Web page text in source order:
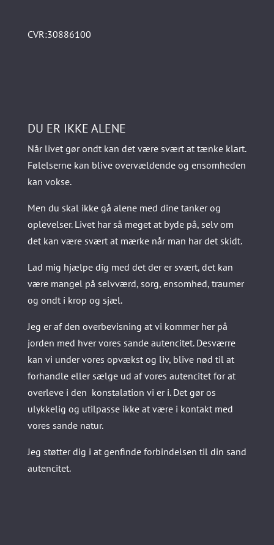
CVR:30886100
DU ER IKKE ALENE
Når livet gør ondt kan det være svært at tænke klart.
Følelserne kan blive overvældende og ensomheden
kan vokse.
Men du skal ikke gå alene med dine tanker og
oplevelser. Livet har så meget at byde på, selv om
det kan være svært at mærke når man har det skidt.
Lad mig hjælpe dig med det der er svært, det kan
være mangel på selvværd, sorg, ensomhed, traumer
og ondt i krop og sjæl.
Jeg er af den overbevisning at vi kommer her på
jorden med hver vores sande autencitet. Desværre
kan vi under vores opvækst og liv, blive nød til at
forhandle eller sælge ud af vores autencitet for at
overleve i den konstalation vi er i. Det gør os
ulykkelig og utilpasse ikke at være i kontakt med
vores sande natur.
Jeg støtter dig i at genfinde forbindelsen til din sand
autencitet.